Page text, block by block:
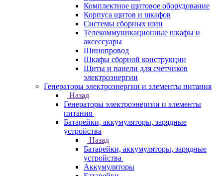
Комплектное щитовое оборудование
Корпуса щитов и шкафов
Системы сборных шин
Телекоммуникационные шкафы и
аксессуары
Шинопровод
Шкафы сборной конструкции
Щиты и панели для счетчиков
электроэнергии
Генераторы электроэнергии и элементы питания
Назад
Генераторы электроэнергии и элементы
питания
Батарейки, аккумуляторы, зарядные
устройства
Назад
Батарейки, аккумуляторы, зарядные
устройства
Аккумуляторы